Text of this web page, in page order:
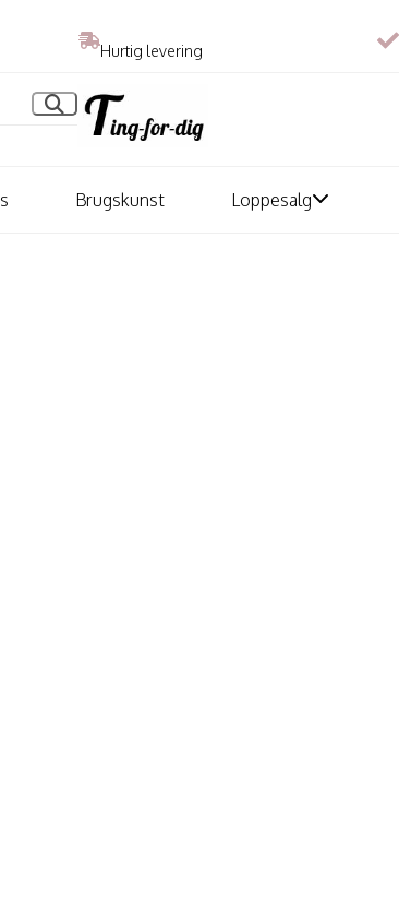
Hurtig levering
Brugskunst Loppesalg